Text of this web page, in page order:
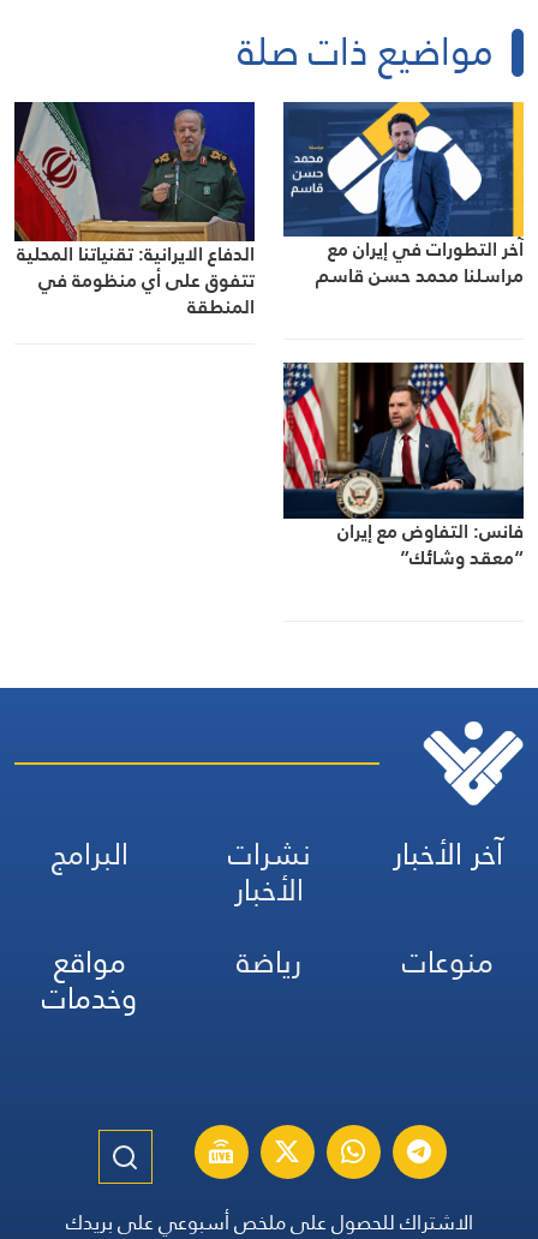
مواضيع ذات صلة
آخر التطورات في إيران مع
مراسلنا محمد حسن قاسم
الدفاع الايرانية: تقنياتنا المحلية
تتفوق على أي منظومة في
المنطقة
فانس: التفاوض مع إيران
“معقد وشائك”
آخر الأخبار نشرات
الأخبار
البرامج
منوعات
رياضة مواقع
وخدمات
الاشتراك للحصول على ملخص أسبوعي على بريدك